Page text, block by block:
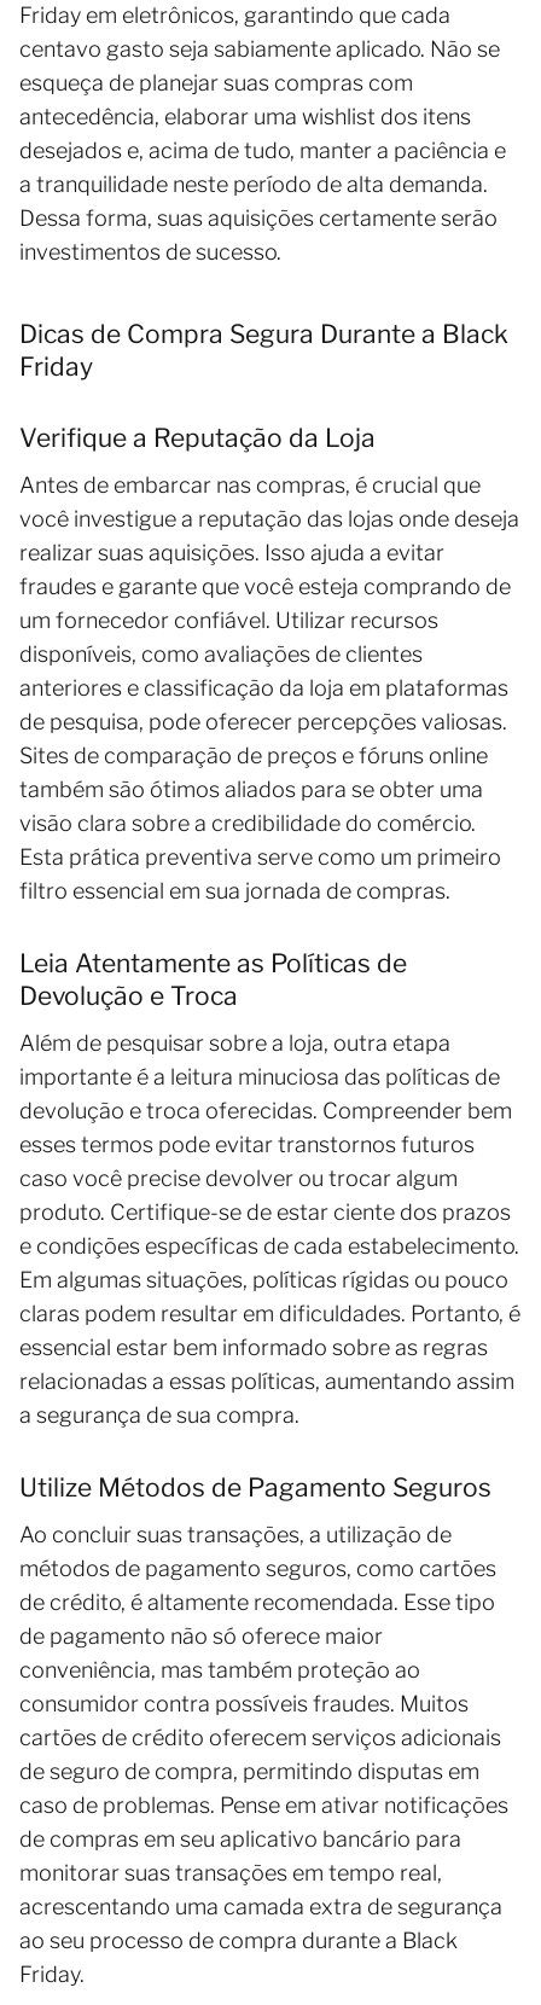
Friday em eletrônicos, garantindo que cada
centavo gasto seja sabiamente aplicado. Não se
esqueça de planejar suas compras com
antecedência, elaborar uma wishlist dos itens
desejados e, acima de tudo, manter a paciência e
a tranquilidade neste período de alta demanda.
Dessa forma, suas aquisições certamente serão
investimentos de sucesso.
Dicas de Compra Segura Durante a Black
Friday
Verifique a Reputação da Loja
Antes de embarcar nas compras, é crucial que
você investigue a reputação das lojas onde deseja
realizar suas aquisições. Isso ajuda a evitar
fraudes e garante que você esteja comprando de
um fornecedor confiável. Utilizar recursos
disponíveis, como avaliações de clientes
anteriores e classificação da loja em plataformas
de pesquisa, pode oferecer percepções valiosas.
Sites de comparação de preços e fóruns online
também são ótimos aliados para se obter uma
visão clara sobre a credibilidade do comércio.
Esta prática preventiva serve como um primeiro
filtro essencial em sua jornada de compras.
Leia Atentamente as Políticas de
Devolução e Troca
Além de pesquisar sobre a loja, outra etapa
importante é a leitura minuciosa das políticas de
devolução e troca oferecidas. Compreender bem
esses termos pode evitar transtornos futuros
caso você precise devolver ou trocar algum
produto. Certifique-se de estar ciente dos prazos
e condições específicas de cada estabelecimento.
Em algumas situações, políticas rígidas ou pouco
claras podem resultar em dificuldades. Portanto, é
essencial estar bem informado sobre as regras
relacionadas a essas políticas, aumentando assim
a segurança de sua compra.
Utilize Métodos de Pagamento Seguros
Ao concluir suas transações, a utilização de
métodos de pagamento seguros, como cartões
de crédito, é altamente recomendada. Esse tipo
de pagamento não só oferece maior
conveniência, mas também proteção ao
consumidor contra possíveis fraudes. Muitos
cartões de crédito oferecem serviços adicionais
de seguro de compra, permitindo disputas em
caso de problemas. Pense em ativar notificações
de compras em seu aplicativo bancário para
monitorar suas transações em tempo real,
acrescentando uma camada extra de segurança
ao seu processo de compra durante a Black
Friday.